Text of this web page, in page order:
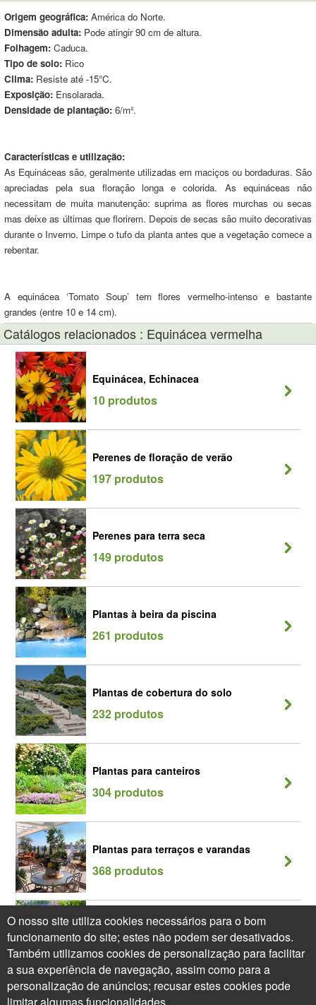
Origem geográfica: América do Norte.
Dimensão adulta: Pode atingir 90 cm de altura.
Folhagem: Caduca.
Tipo de solo: Rico
Clima: Resiste até -15°C.
Exposição: Ensolarada.
Densidade de plantação: 6/m².
Características e utilização:
As Equináceas são, geralmente utilizadas em maciços ou bordaduras. São
apreciadas pela sua floração longa e colorida. As equináceas não
necessitam de muita manutenção: suprima as flores murchas ou secas
mas deixe as últimas que florirem. Depois de secas são muito decorativas
durante o Inverno. Limpe o tufo da planta antes que a vegetação comece a
rebentar.
A equinácea ‘Tomato Soup’ tem flores vermelho-intenso e bastante
grandes (entre 10 e 14 cm).
Catálogos relacionados : Equinácea vermelha
Equinácea, Echinacea
10 produtos
Perenes de floração de verão
197 produtos
Perenes para terra seca
149 produtos
Plantas à beira da piscina
261 produtos
Plantas de cobertura do solo
232 produtos
Plantas para canteiros
304 produtos
Plantas para terraços e varandas
368 produtos
Plantas vivazes Plantas perenes
239 produtos
O nosso site utiliza cookies necessários para o bom
funcionamento do site; estes não podem ser desativados.
Também utilizamos cookies de personalização para facilitar
a sua experiência de navegação, assim como para a
personalização de anúncios; recusar estes cookies pode